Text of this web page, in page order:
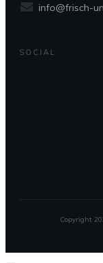
info@frisch-
SOCIAL
Copyright